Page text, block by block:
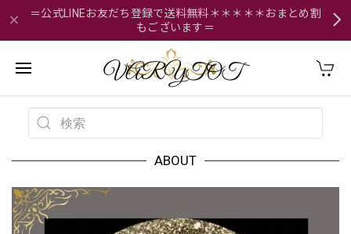
＝公式LINEお友だち登録で送料無料＊＊＊＊＊おまとめ割
もございます＝
ABOUT